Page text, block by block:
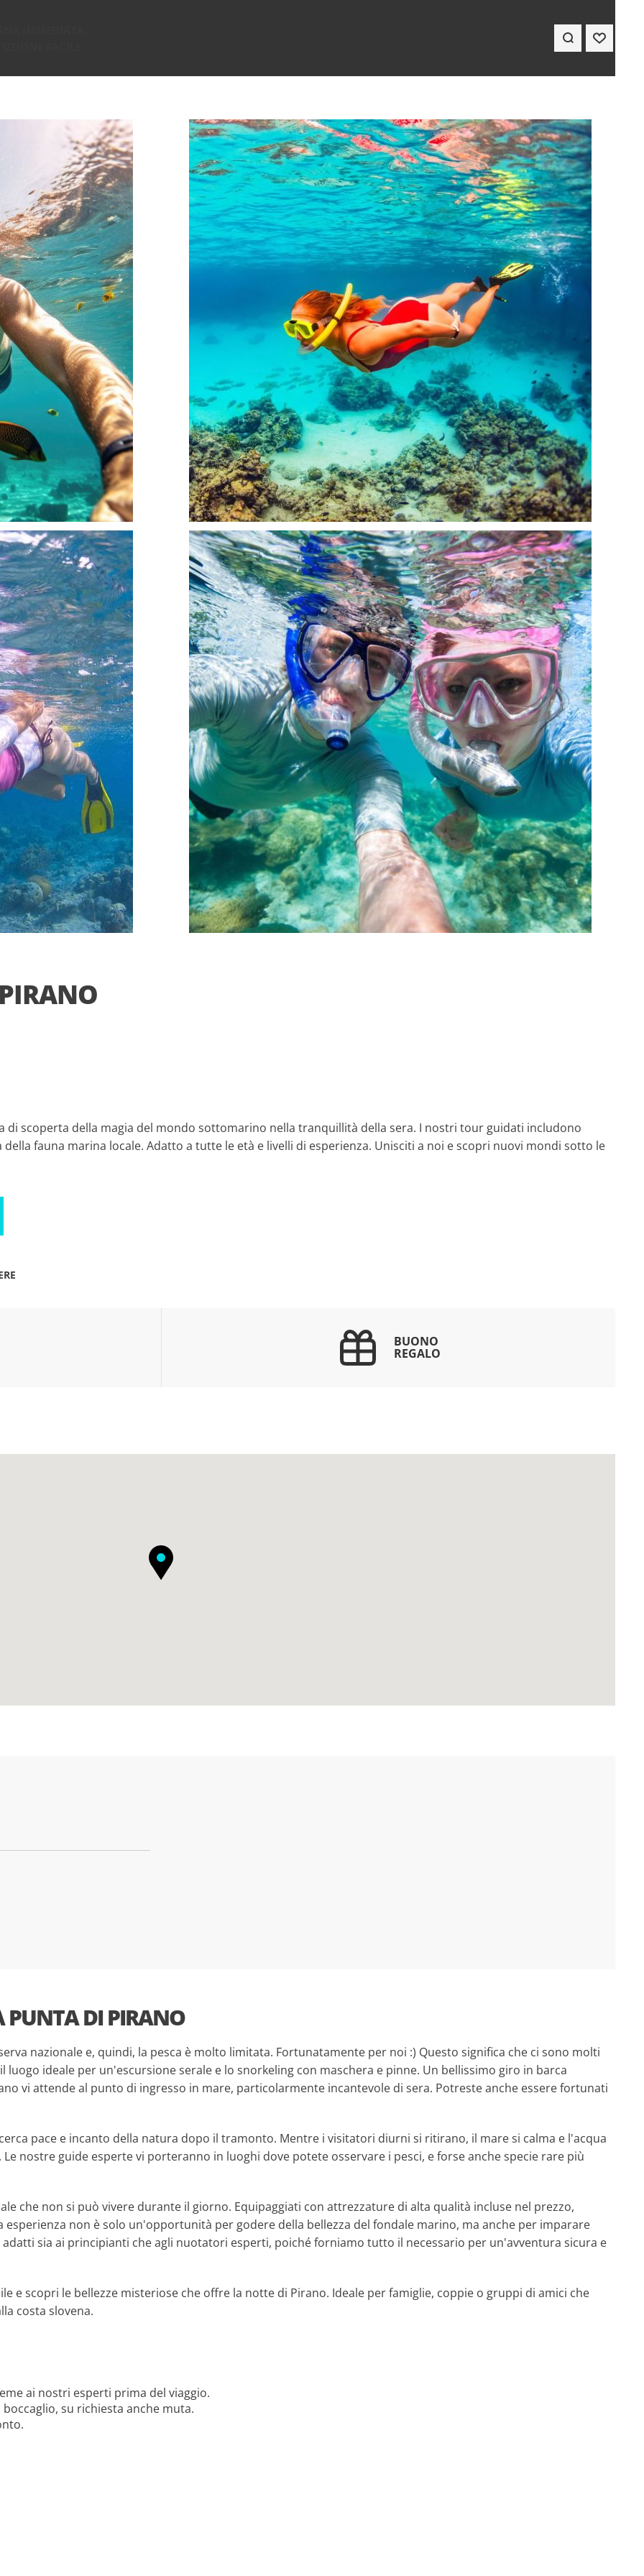
di scoperta della magia del mondo sottomarino nella tranquillità della sera. I nostri tour guidati includono
fauna marina locale. Adatto a tutte le età e livelli di esperienza. Unisciti a noi e scopri nuovi mondi sotto le
BUONO
REGALO
PUNTA DI PIRANO
nazionale e, quindi, la pesca è molto limitata. Fortunatamente per noi :) Questo significa che ci sono molti
ideale per un'escursione serale e lo snorkeling con maschera e pinne. Un bellissimo giro in barca
vi attende al punto di ingresso in mare, particolarmente incantevole di sera. Potreste anche essere fortunati
pace e incanto della natura dopo il tramonto. Mentre i visitatori diurni si ritirano, il mare si calma e l'acqua
nostre guide esperte vi porteranno in luoghi dove potete osservare i pesci, e forse anche specie rare più
che non si può vivere durante il giorno. Equipaggiati con attrezzature di alta qualità incluse nel prezzo,
non è solo un'opportunità per godere della bellezza del fondale marino, ma anche per imparare
sia ai principianti che agli nuotatori esperti, poiché forniamo tutto il necessario per un'avventura sicura e
e scopri le bellezze misteriose che offre la notte di Pirano. Ideale per famiglie, coppie o gruppi di amici che
costa slovena.
ai nostri esperti prima del viaggio.
su richiesta anche muta.